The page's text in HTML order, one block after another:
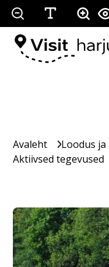
Avaleht
Loodus
Aktiivsed tegevused